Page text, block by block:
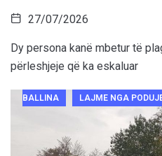
27/07/2026
Dy persona kanë mbetur të
përleshjeje që ka eskaluar
BALLINA LAJME NGA